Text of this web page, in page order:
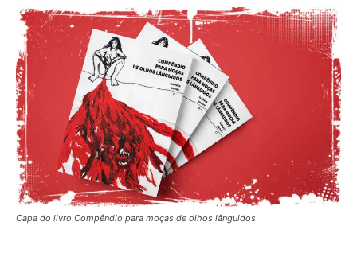
Capa do livro Compêndio para moças de olhos lânguidos